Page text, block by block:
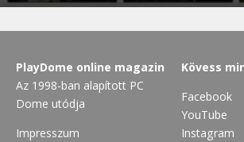
PlayDome online magazin
Az 1998-ban alapított PC
Dome utódja
Impresszum
Kövess
Facebook
YouTube
Instagram